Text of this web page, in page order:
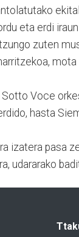
eta erdi
zuten
Voce
hasta
izatera pasa
udararako